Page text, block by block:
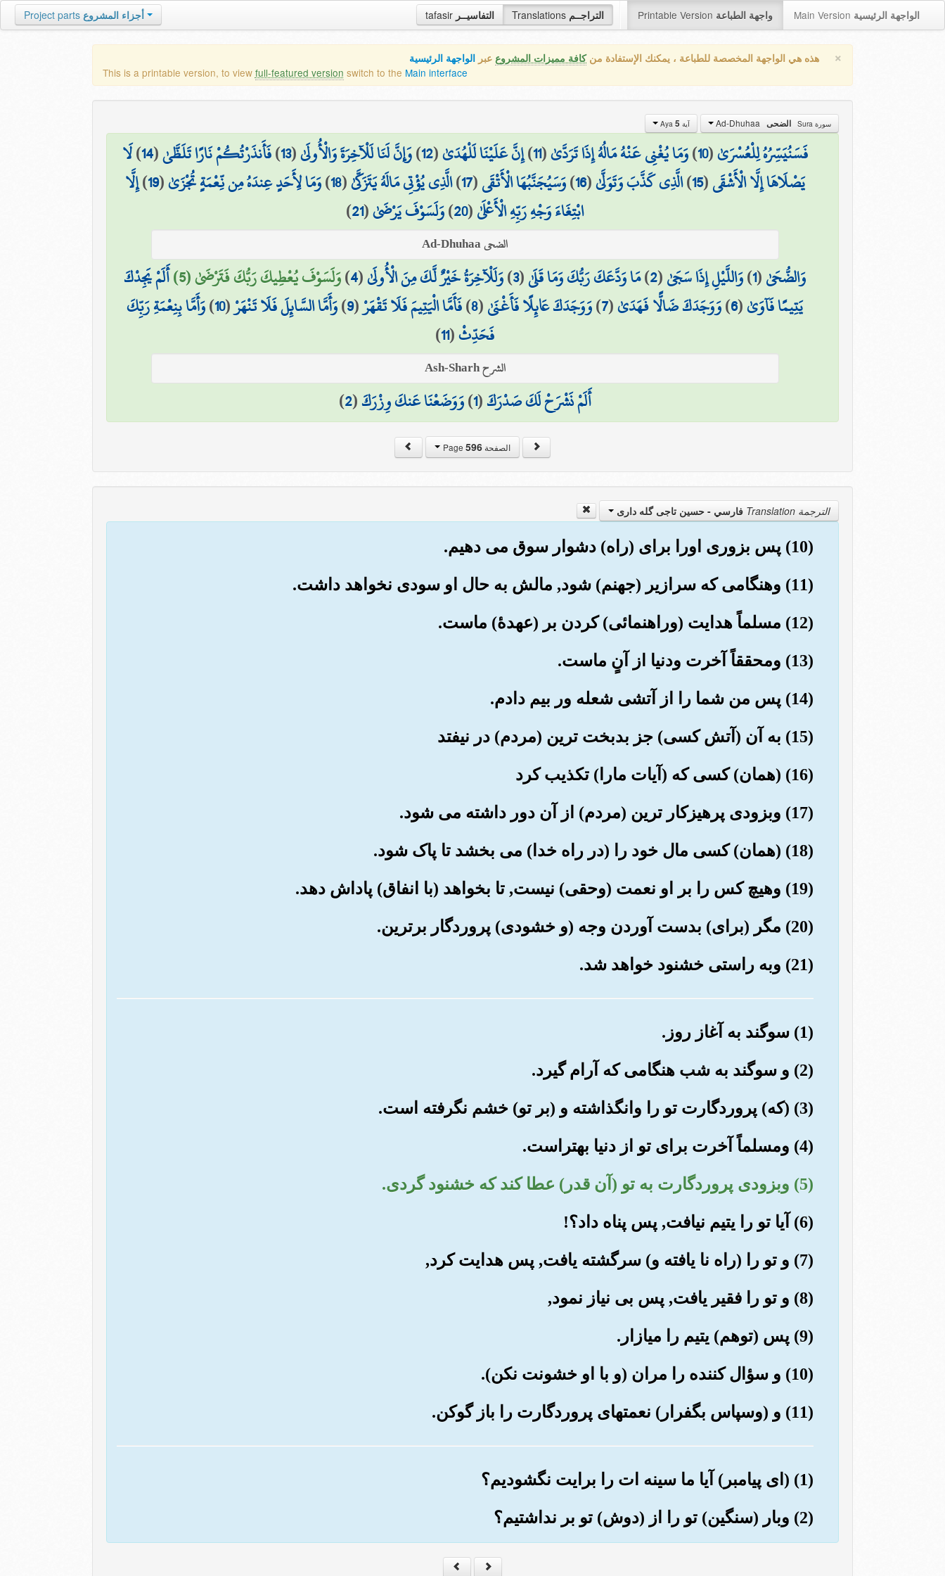
tafasir التفاسيــر Translations التراجــم Printable Version واجهة الطباعة Main Version الواجهة الرئيسية Project parts أجزاء المشروع
× هذه هي الواجهة المخصصة للطباعة ، يمكنك الإستفادة منكافة مميزات المشروع عبر الواجهة الرئيسية
This is a printable version, to view full-featured version switch to the Main interface
سورة Sura الضحى آية Aya 5
فَسَنُيَسِّرُهُ لِلْعُسْرَىٰ(
10
)وَمَا يُغْنِي عَنْهُ مَالُهُ إِذَا تَرَدَّىٰ(
11
)إِنَّ عَلَيْنَا لَلْهُدَىٰ(
12
)وَإِنَّ لَنَا لَلْآخِرَةَ وَالْأُولَىٰ(
13
)فَأَنذَرْتُكُمْ نَارًا تَلَظَّىٰ(
14
)لَا
يَصْلَاهَا إِلَّا الْأَشْقَى(
15
)الَّذِي كَذَّبَ وَتَوَلَّىٰ(
16
)وَسَيُجَنَّبُهَا الْأَتْقَى(
17
)الَّذِي يُؤْتِي مَالَهُ يَتَزَكَّىٰ(
18
)وَمَا لِأَحَدٍ عِندَهُ مِن نِّعْمَةٍ تُجْزَىٰ(
19
)إِلَّا
ابْتِغَاءَ وَجْهِ رَبِّهِ الْأَعْلَىٰ(
20
)وَلَسَوْفَ يَرْضَىٰ(
21
)
الضحى Ad-Dhuhaa
وَالضُّحَىٰ(
1
)وَاللَّيْلِ إِذَا سَجَىٰ(
2
)مَا وَدَّعَكَ رَبُّكَ وَمَا قَلَىٰ(
3
)وَلَلْآخِرَةُ خَيْرٌ لَّكَ مِنَ الْأُولَىٰ(
4
)وَلَسَوْفَ يُعْطِيكَ رَبُّكَ فَتَرْضَىٰ (5) أَلَمْ يَجِدْكَ
يَتِيمًا فَآوَىٰ(
6
)وَوَجَدَكَ ضَالًّا فَهَدَىٰ(
7
)وَوَجَدَكَ عَائِلًا فَأَغْنَىٰ(
8
)فَأَمَّا الْيَتِيمَ فَلَا تَقْهَرْ(
9
)وَأَمَّا السَّائِلَ فَلَا تَنْهَرْ(
10
)وَأَمَّا بِنِعْمَةِ رَبِّكَ
فَحَدِّثْ(
11
)
الشرح Ash-Sharh
أَلَمْ نَشْرَحْ لَكَ صَدْرَكَ(
1
)وَوَضَعْنَا عَنكَ وِزْرَكَ(
2
)
الصفحة Page596
الترجمة Translation فارسي - حسین تاجی گله داری
(10) پس بزوری اورا برای (راه) دشوار سوق می دهیم.
(11) وهنگامی که سرازیر (جهنم) شود, مالش به حال او سودی نخواهد داشت.
(12) مسلماً هدایت (وراهنمائی) کردن بر (عهدۀ) ماست.
(13) ومحققاً آخرت ودنیا از آنٍ ماست.
(14) پس من شما را از آتشی شعله ور بیم دادم.
(15) به آن (آتش کسی) جز بدبخت ترین (مردم) در نیفتد
(16) (همان) کسی که (آیات مارا) تکذیب کرد
(17) وبزودی پرهیزکار ترین (مردم) از آن دور داشته می شود.
(18) (همان) کسی مال خود را (در راه خدا) می بخشد تا پاک شود.
(19) وهیچ کس را بر او نعمت (وحقی) نیست, تا بخواهد (با انفاق) پاداش دهد.
(20) مگر (برای) بدست آوردن وجه (و خشودی) پروردگار برترین.
(21) وبه راستی خشنود خواهد شد.
(1) سوگند به آغاز روز.
(2) و سوگند به شب هنگامی که آرام گیرد.
(3) (که) پروردگارت تو را وانگذاشته و (بر تو) خشم نگرفته است.
(4) ومسلماً آخرت برای تو از دنیا بهتراست.
(5) وبزودی پروردگارت به تو (آن قدر) عطا کند که خشنود گردی.
(6) آیا تو را یتیم نیافت, پس پناه داد؟!
(7) و تو را (راه نا یافته و) سرگشته یافت, پس هدایت کرد,
(8) و تو را فقیر یافت, پس بی نیاز نمود,
(9) پس (توهم) یتیم را میازار.
(10) و سؤال کننده را مران (و با او خشونت نکن).
(11) و (وسپاس بگفرار) نعمتهای پروردگارت را باز گوکن.
(1) (ای پیامبر) آیا ما سینه ات را برایت نگشودیم؟
(2) وبار (سنگین) تو را از (دوش) تو بر نداشتیم؟